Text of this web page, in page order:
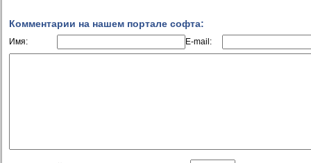
Комментарии на нашем портале софта:
Имя: E-mail: